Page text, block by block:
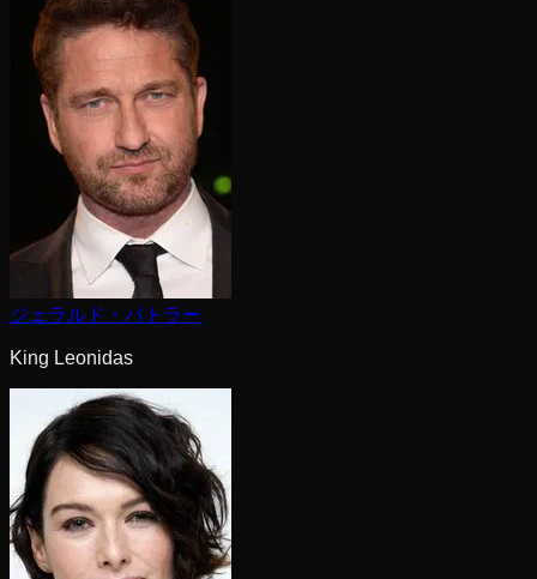
ジェラルド・バトラー
King Leonidas